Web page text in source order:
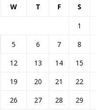
W T F S
1
5 6 7 8
12 13 14 15
19 20 21 22
26 27 28 29